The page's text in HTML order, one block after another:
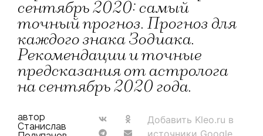
сентябрь 2020: самый
точный прогноз. Прогноз для
каждого знака Зодиака.
Рекомендации и точные
предсказания от астролога
на сентябрь 2020 года.
автор
Станислав
Добавить Kleo.ru в
источники Google